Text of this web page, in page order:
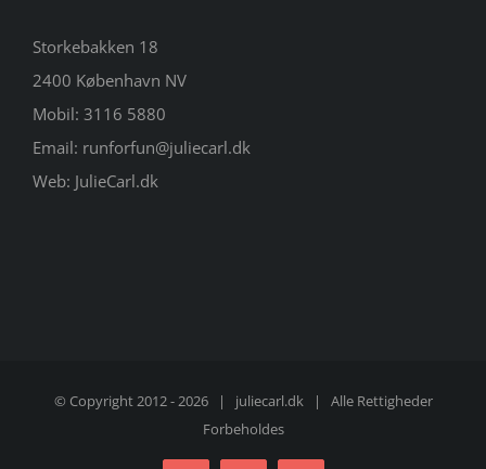
Storkebakken 18
2400 København NV
Mobil: 3116 5880
Email: runforfun@juliecarl.dk
Web: JulieCarl.dk
© Copyright 2012 -2026 | juliecarl.dk| Alle Rettigheder
Forbeholdes